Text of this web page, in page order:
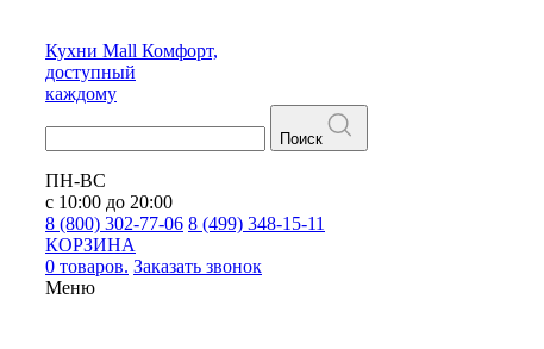
Кухни Mall Комфорт,
доступный
каждому
Поиск
ПН-ВС
с 10:00 до 20:00
8 (800) 302-77-06 8 (499) 348-15-11
КОРЗИНА
0 товаров. Заказать звонок
Меню